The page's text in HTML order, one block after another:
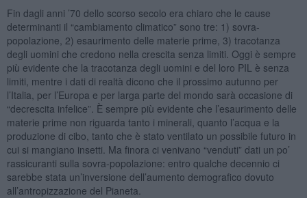
Fin dagli anni ’70 dello scorso secolo era chiaro che le cause
determinanti il “cambiamento climatico” sono tre: 1) sovra-
popolazione, 2) esaurimento delle materie prime, 3) tracotanza
degli uomini che credono nella crescita senza limiti. Oggi è sempre
più evidente che la tracotanza degli uomini e del loro PIL è senza
limiti, mentre i dati di realtà dicono che il prossimo autunno per
l’Italia, per l’Europa e per larga parte del mondo sarà occasione di
“decrescita infelice”. È sempre più evidente che l’esaurimento delle
materie prime non riguarda tanto i minerali, quanto l’acqua e la
produzione di cibo, tanto che è stato ventilato un possibile futuro in
cui si mangiano insetti. Ma finora ci venivano “venduti” dati un po’
rassicuranti sulla sovra-popolazione: entro qualche decennio ci
sarebbe stata un’inversione dell’aumento demografico dovuto
all’antropizzazione del Pianeta.